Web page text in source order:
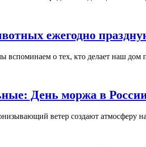
ежегодно
вспоминаем о тех, кто делает наш
День моржа в
ветер создают атмосферу